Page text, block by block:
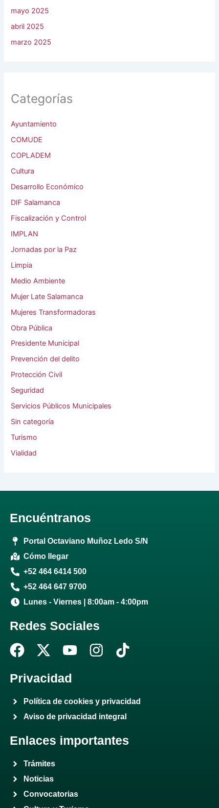
mayo 2025
abril 2025
marzo 2025
Categorías
Ayuntamiento
COMUDE
COPLADEM
Cultura
Desarrollo Económico
DIF Salamanca
Fiscalización y Control
IMPLAN
Jornadas por la Paz
Limpia
Medio Ambiente
Mujer Late Salamanca
Mujeres Transformadoras
Obra Pública
Presidente Municipal
Prevención del delito
Protección Civil
Seguridad
Servicios Públicos Municipales
Sin categoría
Turismo
Vialidad
Encuéntranos
Portal Octaviano Muñoz Ledo S/N
Cómo llegar
+52 464 6414 500
+52 464 647 9700
Lunes - Viernes | 8:00am - 4:00pm
Redes Sociales
F
c
e
b
o
o
X
t
i
t
t
r
Y
u
u
b
e
I
a
g
r
T
t
o
k
Privacidad
Política de cookies y privacidad
Aviso de privacidad integral
Enlaces importantes
Trámites
Noticias
Convocatorias